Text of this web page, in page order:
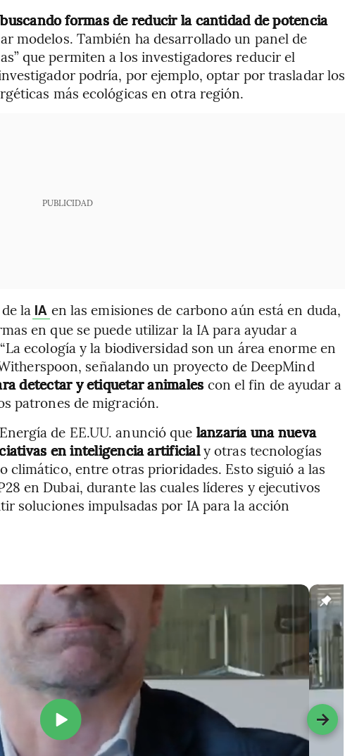
formas de reducir la cantidad de potencia
modelos. También ha desarrollado un panel de
que permiten a los investigadores reducir el
podría, por ejemplo, optar por trasladar los
más ecológicas en otra región.
PUBLICIDAD
la IA en las emisiones de carbono aún está en duda,
en que se puede utilizar la IA para ayudar a
ecología y la biodiversidad son un área enorme en
señalando un proyecto de DeepMind
detectar y etiquetar animales con el fin de ayudar a
patrones de migración.
de EE.UU. anunció que lanzaría una nueva
en inteligencia artificialy otras tecnologías
climático, entre otras prioridades. Esto siguió a las
en Dubai, durante las cuales líderes y ejecutivos
soluciones impulsadas por IA para la acción